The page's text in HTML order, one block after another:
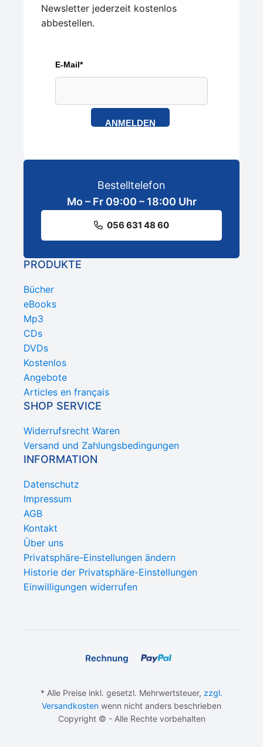
Newsletter jederzeit kostenlos
abbestellen.
E-Mail*
ANMELDEN
Bestelltelefon
Mo – Fr 09:00 – 18:00 Uhr
056 631 48 60
PRODUKTE
Bücher
eBooks
Mp3
CDs
DVDs
Kostenlos
Angebote
Articles en français
SHOP SERVICE
Widerrufsrecht Waren
Versand und Zahlungsbedingungen
INFORMATION
Datenschutz
Impressum
AGB
Kontakt
Über uns
Privatsphäre-Einstellungen ändern
Historie der Privatsphäre-Einstellungen
Einwilligungen widerrufen
* Alle Preise inkl. gesetzl. Mehrwertsteuer, zzgl.
Versandkosten wenn nicht anders beschrieben
Copyright © - Alle Rechte vorbehalten